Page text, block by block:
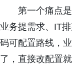
第一个痛点
业务提需求、IT
码可配置路线，
了，直接改配置